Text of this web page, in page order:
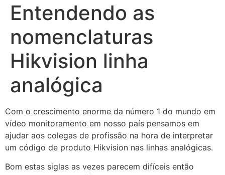
Entendendo as
nomenclaturas
Hikvision linha
analógica
Com o crescimento enorme da número 1 do mundo em
vídeo monitoramento em nosso país pensamos em
ajudar aos colegas de profissão na hora de interpretar
um código de produto Hikvision nas linhas analógicas.
Bom estas siglas as vezes parecem difíceis então